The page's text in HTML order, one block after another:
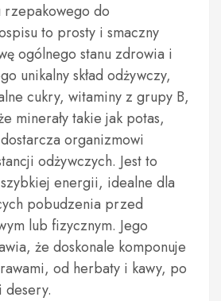
rzepakowego do
to prosty i smaczny
ogólnego stanu zdrowia i
unikalny skład odżywczy,
cukry, witaminy z grupy B,
minerały takie jak potas,
organizmowi
odżywczych. Jest to
szybkiej energii, idealne dla
pobudzenia przed
lub fizycznym. Jego
że doskonale komponuje
od herbaty i kawy, po
desery.